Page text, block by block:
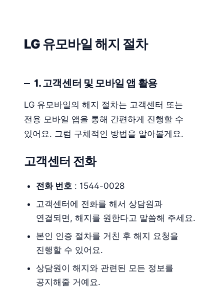
LG 유모바일 해지 절차
1. 고객센터 및 모바일 앱 활용
LG 유모바일의 해지 절차는 고객센터 또는
전용 모바일 앱을 통해 간편하게 진행할 수
있어요. 그럼 구체적인 방법을 알아볼게요.
고객센터 전화
전화 번호 : 1544-0028
고객센터에 전화를 해서 상담원과
연결되면, 해지를 원한다고 말씀해 주세요.
본인 인증 절차를 거친 후 해지 요청을
진행할 수 있어요.
상담원이 해지와 관련된 모든 정보를
공지해줄 거예요.